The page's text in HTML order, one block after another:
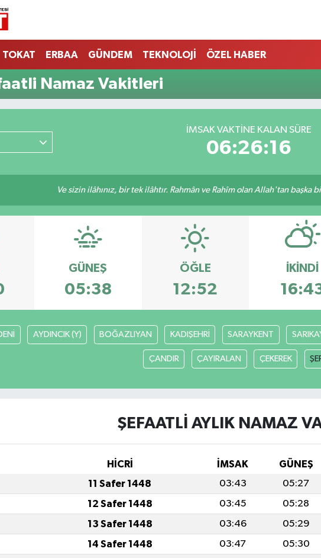
TOKAT ERBAA GÜNDEM TEKNOLOJİ ÖZEL HABER
Namaz Vakitleri
İMSAK VAKTINE KALAN SÜRE
06:26:16
Ve sizin ilâhınız, bir tek ilâhtır. Rahmân ve Rahîm olan Allah'tan başka
GÜNEŞ
05:38
ÖĞLE
12:52
İKINDI
AYDINCIK (Y) BOĞAZLIYAN KADIŞEHRİ SARAYKENT
ÇANDIR ÇAYIRALAN ÇEKEREK
ŞEFAATLİ AYLIK NAMAZ
HİCRİ İMSAK GÜNEŞ
11 Safer 1448 03:43 05:27
12 Safer 1448 03:45 05:28
13 Safer 1448 03:46 05:29
14 Safer 1448 03:47 05:30